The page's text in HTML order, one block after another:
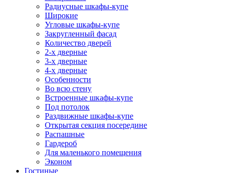
Радиусные шкафы-купе
Широкие
Угловые шкафы-купе
Закругленный фасад
Количество дверей
2-х дверные
3-х дверные
4-х дверные
Особенности
Во всю стену
Встроенные шкафы-купе
Под потолок
Раздвижные шкафы-купе
Открытая секция посередине
Распашные
Гардероб
Для маленького помещения
Эконом
Гостиные